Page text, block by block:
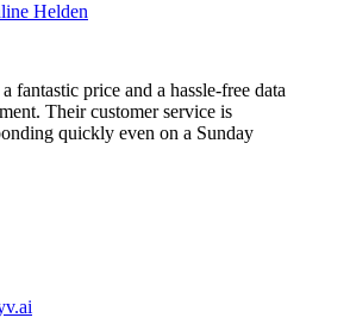
Helden
fantastic price and a hassle-free data
Their customer service is
quickly even on a Sunday